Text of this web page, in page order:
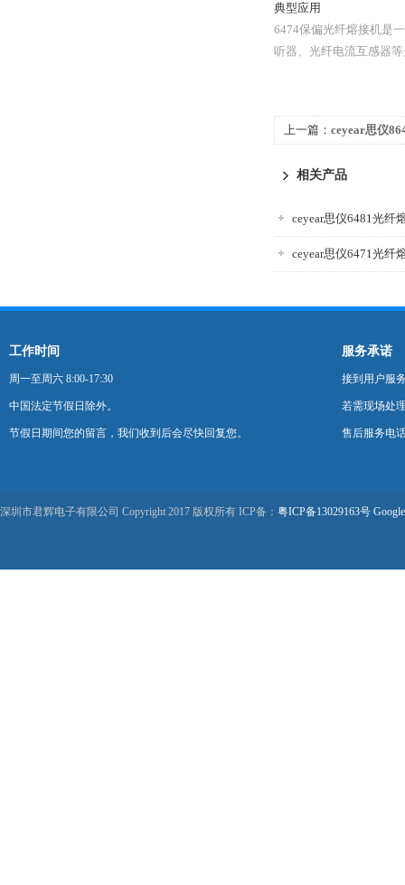
典型应用
6474保偏光纤熔接机是
听器、光纤电流互感器
上一篇： ceyear思仪
相关产品
ceyear思仪6481光纤
ceyear思仪6471光纤
工作时间
周一至周六 8:00-17:30
中国法定节假日除外。
节假日期间您的留言，我们收到后会尽快回复您。
服务承诺
接到用户服
若需现场处
售后服务电
深圳市君辉电子有限公司 Copyright 2017 版权所有 ICP备： 粤ICP备13029163号